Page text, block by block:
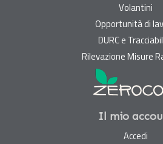
Volantini
Opportunità di
DURC e
Rilevazione Misure
Il mio
Accedi